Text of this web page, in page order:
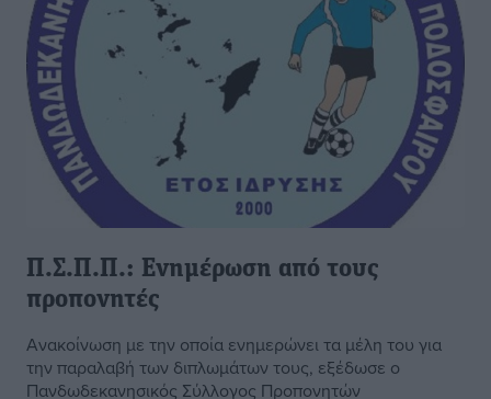
Π.Σ.Π.Π.: Ενημέρωση από τους
προπονητές
Ανακοίνωση με την οποία ενημερώνει τα μέλη του για
την παραλαβή των διπλωμάτων τους, εξέδωσε ο
Πανδωδεκανησικός Σύλλογος Προπονητών